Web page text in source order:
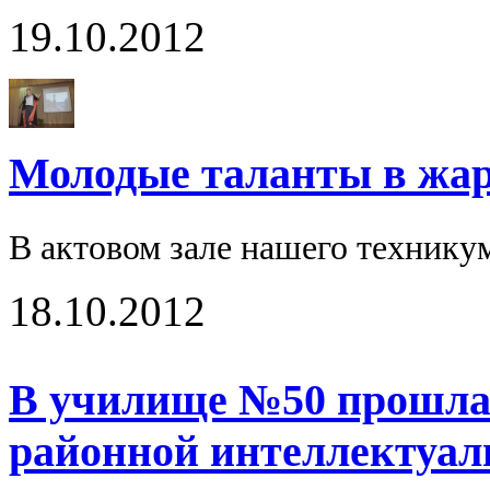
19.10.2012
Молодые таланты в
В актовом зале нашего
18.10.2012
В училище №50 прошла
районной